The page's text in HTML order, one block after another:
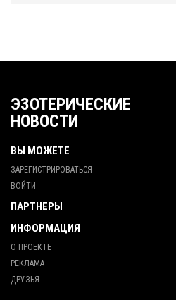
ЭЗОТЕРИЧЕСКИЕ
НОВОСТИ
ВЫ МОЖЕТЕ
ЗАРЕГИСТРИРОВАТЬСЯ
ВОЙТИ
ПАРТНЕРЫ
ИНФОРМАЦИЯ
О ПРОЕКТЕ
РЕКЛАМА
ДРУЗЬЯ